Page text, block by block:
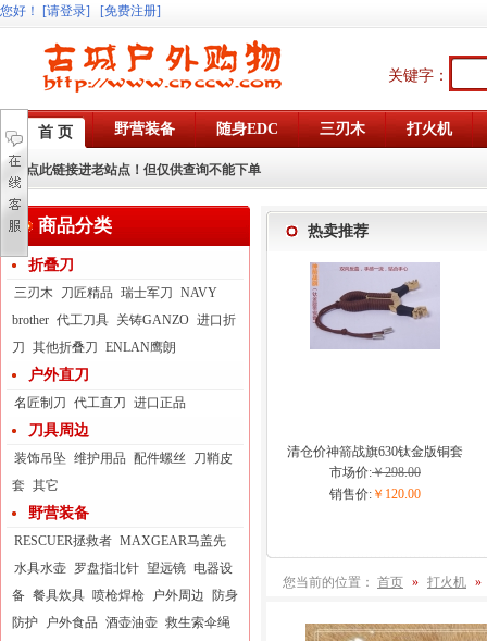
您好 ！ [请登录] [免费注册]
关键字：
首 页 野营装备 随身EDC 三刃木 打火机
点此链接进老站点！但仅供查询不能下单
商品分类
折叠刀
三刃木 刀匠精品 瑞士军刀 NAVY
brother 代工刀具 关铸GANZO 进口折
刀 其他折叠刀 ENLAN鹰朗
户外直刀
名匠制刀 代工直刀 进口正品
刀具周边
装饰吊坠 维护用品 配件螺丝
刀鞘皮
套 其它
野营装备
RESCUER拯救者 MAXGEAR马盖先
水具水壶 罗盘指北针 望远镜 电器设
备 餐具炊具 喷枪焊枪 户外周边
防身
防护
户外食品 酒壶油壶 救生索伞绳
热卖推荐
清仓价神箭战旗630钛金版铜套
弓眼反曲球卡六股弹弓
市场价:￥298.00
销售价: ￥120.00
您当前的位置： 首页 » 打火机 »